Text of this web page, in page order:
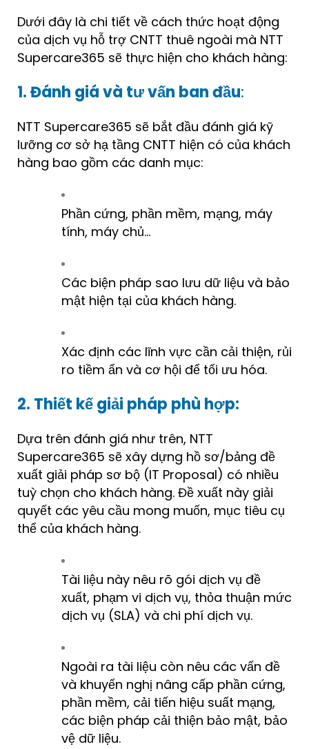
Dưới đây là chi tiết về cách thức hoạt động
của dịch vụ hỗ trợ CNTT thuê ngoài mà NTT
Supercare365 sẽ thực hiện cho khách hàng:
1. Đánh giá và tư vấn ban đầu:
NTT Supercare365 sẽ bắt đầu đánh giá kỹ
lưỡng cơ sở hạ tầng CNTT hiện có của khách
hàng bao gồm các danh mục:
Phần cứng, phần mềm, mạng, máy
tính, máy chủ…
Các biện pháp sao lưu dữ liệu và bảo
mật hiện tại của khách hàng.
Xác định các lĩnh vực cần cải thiện, rủi
ro tiềm ẩn và cơ hội để tối ưu hóa.
2. Thiết kế giải pháp phù hợp:
Dựa trên đánh giá như trên, NTT
Supercare365 sẽ xây dựng hồ sơ/bảng đề
xuất giải pháp sơ bộ (IT Proposal) có nhiều
tuỳ chọn cho khách hàng. Đề xuất này giải
quyết các yêu cầu mong muốn, mục tiêu cụ
thể của khách hàng.
Tài liệu này nêu rõ gói dịch vụ đề
xuất, phạm vi dịch vụ, thỏa thuận mức
dịch vụ (SLA) và chi phí dịch vụ.
Ngoài ra tài liệu còn nêu các vấn đề
và khuyến nghị nâng cấp phần cứng,
phần mềm, cải tiến hiệu suất mạng,
các biện pháp cải thiện bảo mật, bảo
vệ dữ liệu.